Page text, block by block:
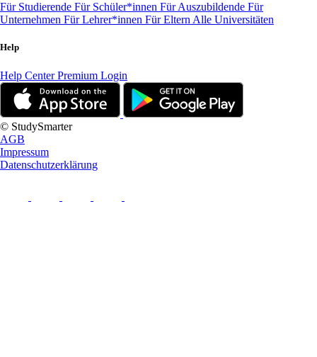
Für Studierende Für Schüler*innen Für Auszubildende Für
Unternehmen Für Lehrer*innen Für Eltern Alle Universitäten
Help
Help CenterPremium Login
© StudySmarter
AGB
Impressum
Datenschutzerklärung